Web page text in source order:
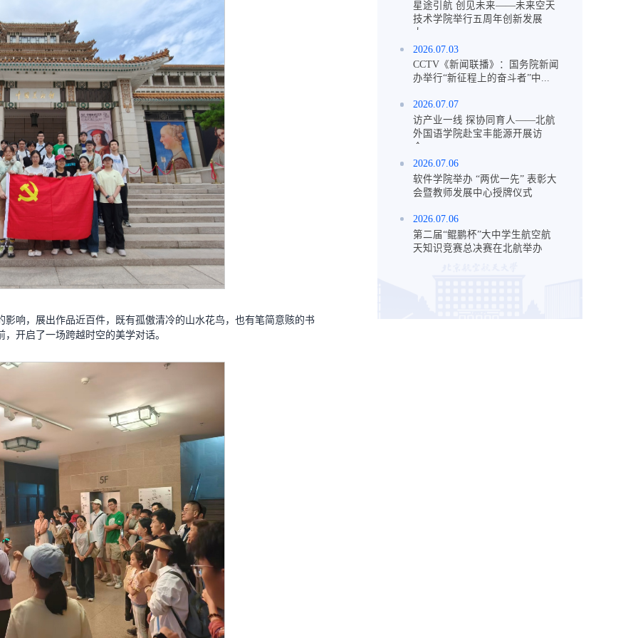
响，展出作品近百件，既有孤傲清冷的山水花鸟，也有笔简意赅的书
开启了一场跨越时空的美学对话。
星途引航 创见未来——未来空天
技术学院举行五周年创新发展
大...
2026.07.03
CCTV《新闻联播》：国务院新闻
办举行“新征程上的奋斗者”中...
2026.07.07
访产业一线 探协同育人——北航
外国语学院赴宝丰能源开展访
企...
2026.07.06
软件学院举办 “两优一先” 表彰大
会暨教师发展中心授牌仪式
2026.07.06
第二届“鲲鹏杯”大中学生航空航
天知识竞赛总决赛在北航举办